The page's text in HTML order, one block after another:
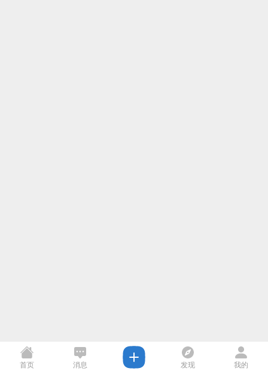
首页 消息 发现 我的